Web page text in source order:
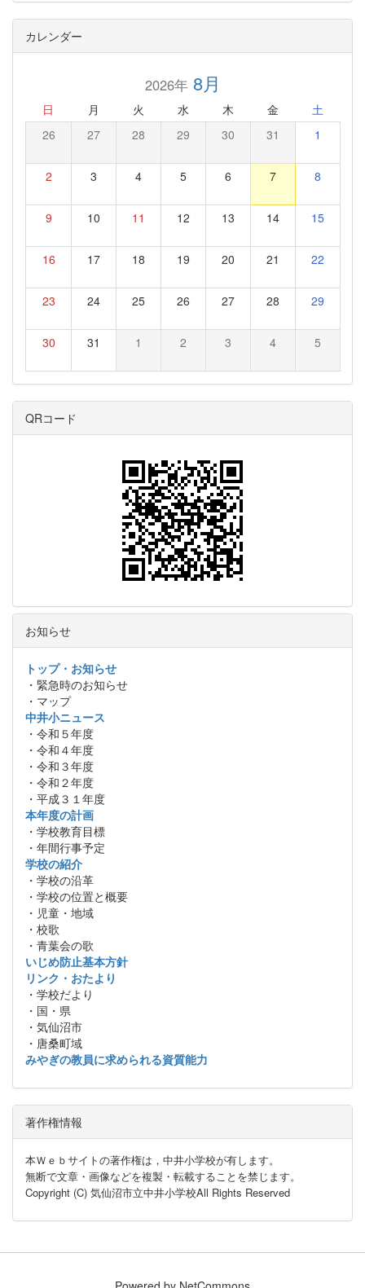
カレンダー
2026年8月
日 月 火 水 木 金 土
26 27 28 29 30 31 1
2 3 4 5 6 7 8
9 10 11 12 13 14 15
16 17 18 19 20 21 22
23 24 25 26 27 28 29
30 31 1 2 3 4 5
QRコード
お知らせ
トップ・お知らせ
・緊急時のお知らせ
・マップ
中井小ニュース
・令和５年度
・令和４年度
・令和３年度
・令和２年度
・平成３１年度
本年度の計画
・学校教育目標
・年間行事予定
学校の紹介
・学校の沿革
・学校の位置と概要
・児童・地域
・校歌
・青葉会の歌
いじめ防止基本方針
リンク・おたより
・学校だより
・国・県
・気仙沼市
・唐桑町域
みやぎの教員に求められる資質能力
著作権情報
本Ｗｅｂサイトの著作権は，中井小学校が有します。
無断で文章・画像などを複製・転載することを禁じます。
Copyright (C) 気仙沼市立中井小学校All Rights Reserved